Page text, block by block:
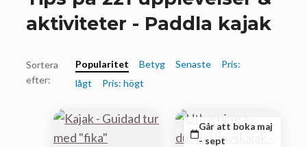
aktiviteter - Paddla kajak
Sortera
efter:
Popularitet Betyg Senaste
Pris:
lågt
Pris: högt
Går att boka maj
- sept